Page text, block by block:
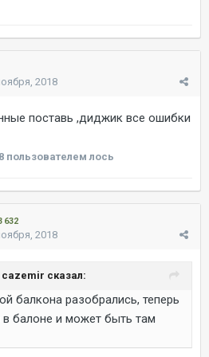
2018
поставь ,диджик все ошибки
пользователем лось
632
2018
cazemir сказал:
балкона разобрались, теперь
в балоне и может быть там